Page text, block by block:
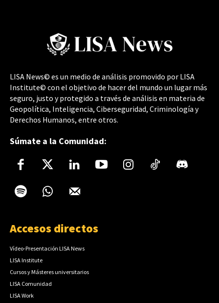
LISA News© es un medio de análisis promovido por LISA
Institute© con el objetivo de hacer del mundo un lugar más
seguro, justo y protegido a través de análisis en materia de
Geopolítica, Inteligencia, Ciberseguridad, Criminología y
Derechos Humanos, entre otros.
Súmate a la Comunidad:
Accesos directos
Vídeo-Presentación LISA News
LISA Institute
Cursos y Másteres universitarios
LISA Comunidad
LISA Work